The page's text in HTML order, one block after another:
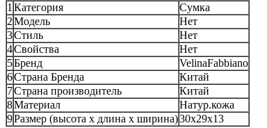
1 Категория
Сумка
2Модель
Нет
3Стиль
Нет
4Свойства
Нет
5Бренд
VelinaFabbiano
6Страна Бренда
Китай
7Страна производитель
Китай
8Материал
Натур.кожа
9Размер (высота х длина х ширина)30x29x13